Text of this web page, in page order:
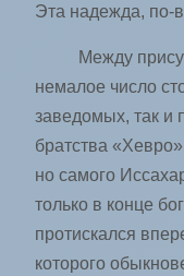
Эта надежда, по-
Между
немалое число
заведомых, так и
братства
но самого
только в конце
протискался
которого